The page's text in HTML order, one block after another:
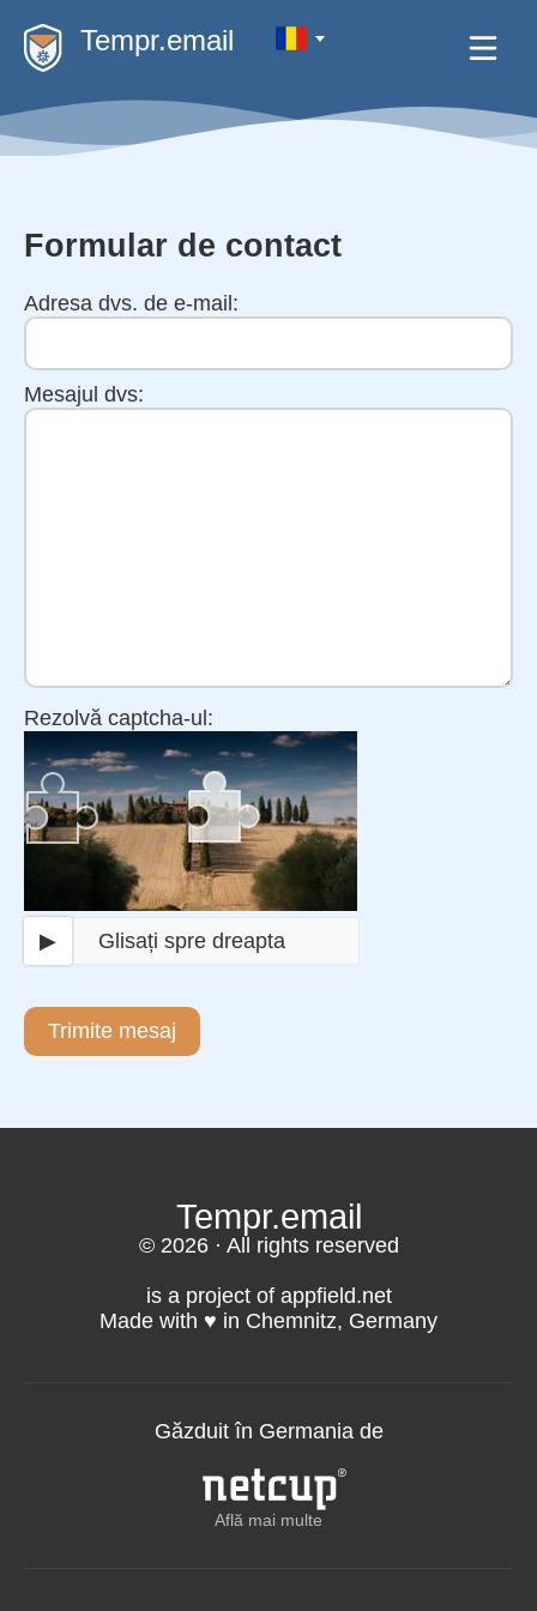
Tempr.email
Formular de contact
Adresa dvs. de e-mail:
Mesajul dvs:
Rezolvă captcha-ul:
▶ Glisați spre dreapta
Trimite mesaj
Tempr.email
© 2026 · All rights reserved
is a project of appfield.net
Made with ♥️ in Chemnitz, Germany
Găzduit în Germania de
Află mai multe